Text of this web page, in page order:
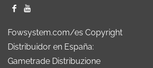
Fowsystem.com/es Copyright
Distribuidor en España:
Gametrade Distribuzione